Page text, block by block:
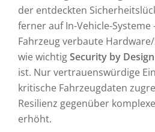
der entdeckten
ferner auf In-Vehicle-Systeme
Fahrzeug verbaute
wie wichtigSecurity by Design
ist. Nur vertrauenswürdige
kritische Fahrzeugdaten
Resilienz gegenüber
erhöht.